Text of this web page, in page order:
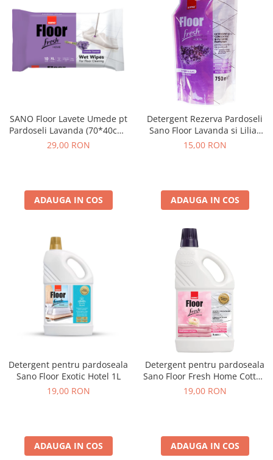
SANO Floor Lavete Umede pt
Pardoseli Lavanda (70*40cm)
10 buc
29,00 RON
ADAUGA IN COS
Detergent Rezerva Pardoseli
Sano Floor Lavanda si Liliac
750 ml
15,00 RON
ADAUGA IN COS
Detergent pentru pardoseala
Sano Floor Exotic Hotel 1L
19,00 RON
ADAUGA IN COS
Detergent pentru pardoseala
Sano Floor Fresh Home Cotton
1L
19,00 RON
ADAUGA IN COS